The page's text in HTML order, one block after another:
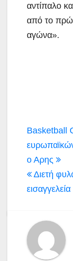
αντίπαλο
από το
αγώνα».
Basketball
ο Αρης
Διετή
εισαγγελεία